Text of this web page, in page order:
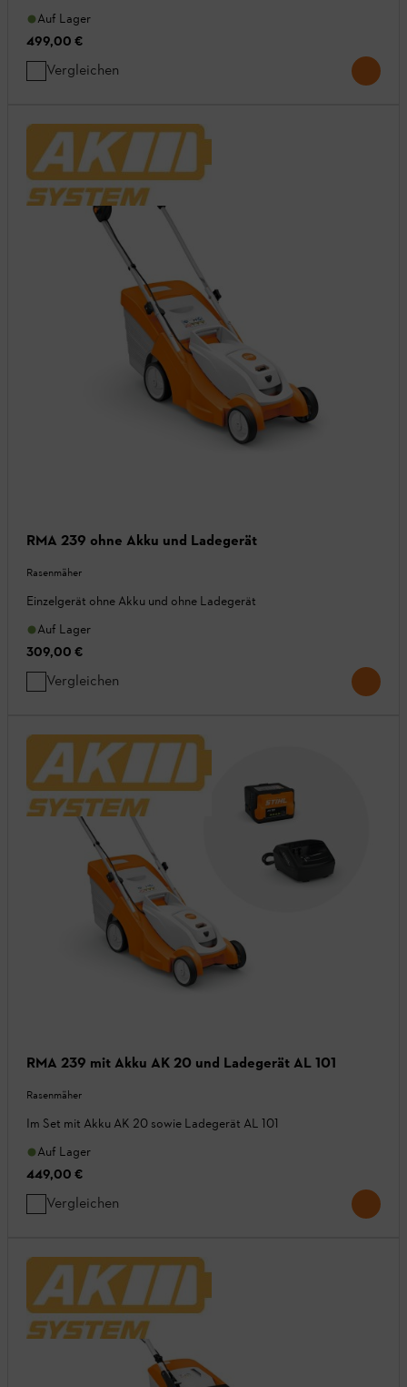
Auf Lager
499,00 €
Vergleichen
RMA 239 ohne Akku und Ladegerät
Rasenmäher
Einzelgerät ohne Akku und ohne Ladegerät
Auf Lager
309,00 €
Vergleichen
RMA 239 mit Akku AK 20 und Ladegerät AL 101
Rasenmäher
Im Set mit Akku AK 20 sowie Ladegerät AL 101
Auf Lager
449,00 €
Vergleichen